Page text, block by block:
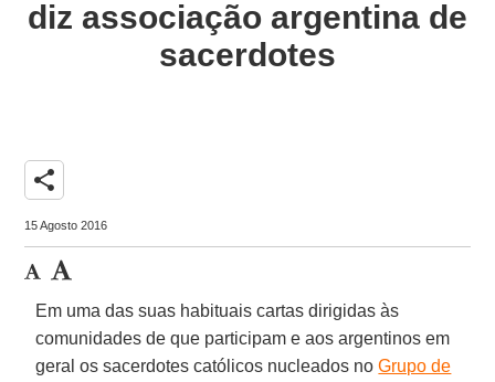
diz associação argentina de
sacerdotes
share
15 Agosto 2016
Em uma das suas habituais cartas dirigidas às
comunidades de que participam e aos argentinos em
geral os sacerdotes católicos nucleados noGrupo de